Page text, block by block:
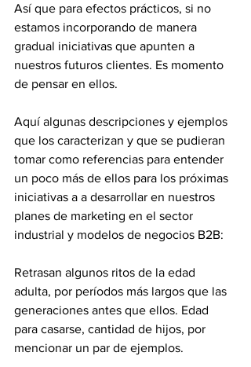
Así que para efectos prácticos, si no
estamos incorporando de manera
gradual iniciativas que apunten a
nuestros futuros clientes. Es momento
de pensar en ellos.
Aquí algunas descripciones y ejemplos
que los caracterizan y que se pudieran
tomar como referencias para entender
un poco más de ellos para los próximas
iniciativas a a desarrollar en nuestros
planes de marketing en el sector
industrial y modelos de negocios B2B:
Retrasan algunos ritos de la edad
adulta, por períodos más largos que las
generaciones antes que ellos. Edad
para casarse, cantidad de hijos, por
mencionar un par de ejemplos.